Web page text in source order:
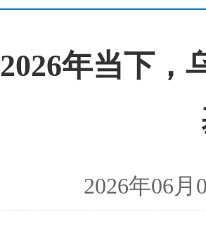
2026年当下，
2026年06